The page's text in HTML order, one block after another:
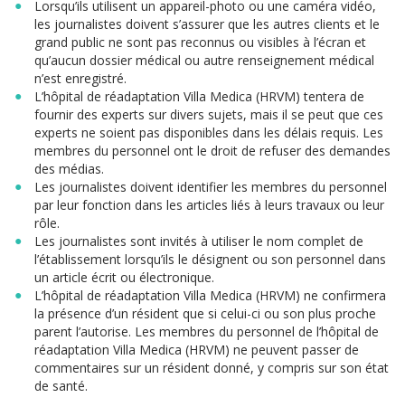
Lorsqu’ils utilisent un appareil-photo ou une caméra vidéo,
les journalistes doivent s’assurer que les autres clients et le
grand public ne sont pas reconnus ou visibles à l’écran et
qu’aucun dossier médical ou autre renseignement médical
n’est enregistré.
L’hôpital de réadaptation Villa Medica (HRVM) tentera de
fournir des experts sur divers sujets, mais il se peut que ces
experts ne soient pas disponibles dans les délais requis. Les
membres du personnel ont le droit de refuser des demandes
des médias.
Les journalistes doivent identifier les membres du personnel
par leur fonction dans les articles liés à leurs travaux ou leur
rôle.
Les journalistes sont invités à utiliser le nom complet de
l’établissement lorsqu’ils le désignent ou son personnel dans
un article écrit ou électronique.
L’hôpital de réadaptation Villa Medica (HRVM) ne confirmera
la présence d’un résident que si celui-ci ou son plus proche
parent l’autorise. Les membres du personnel de l’hôpital de
réadaptation Villa Medica (HRVM) ne peuvent passer de
commentaires sur un résident donné, y compris sur son état
de santé.